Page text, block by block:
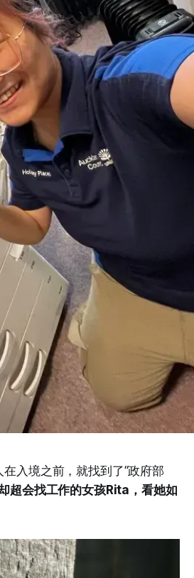
入境之前，就找到了“政府部
超会找工作的女孩Rita，看她如